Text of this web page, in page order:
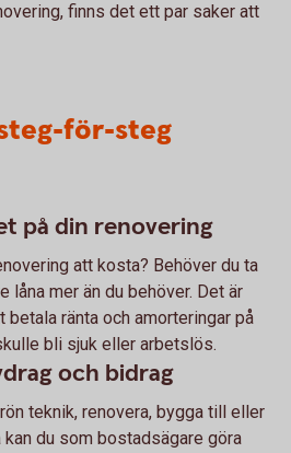
finns det ett par saker att
för-steg
på din renovering
att kosta? Behöver du ta
låna mer än du behöver. Det är
betala ränta och amorteringar på
bli sjuk eller arbetslös.
och bidrag
teknik, renovera, bygga till eller
kan du som bostadsägare göra